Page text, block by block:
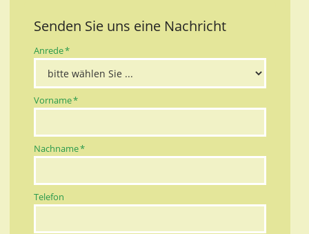
Senden Sie uns eine Nachricht
Pflichtfeld
Anrede*
Pflichtfeld
Vorname*
Pflichtfeld
Nachname*
Telefon